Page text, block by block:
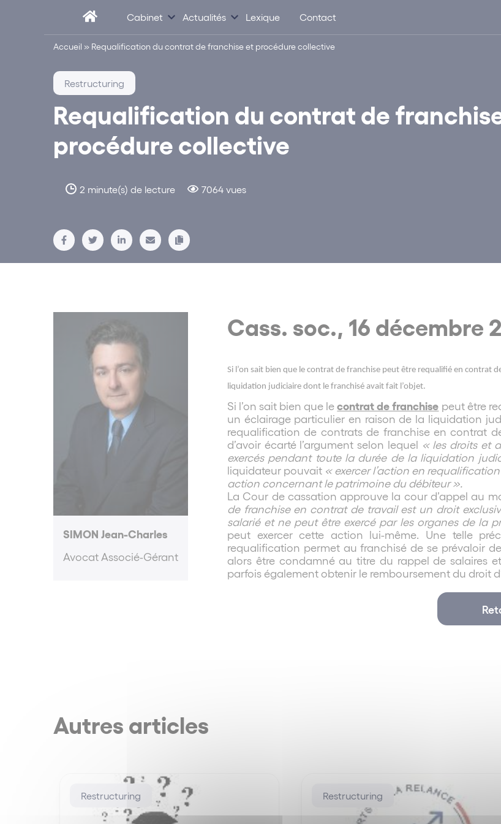
Cabinet Actualités Lexique Contact
Accueil » Requalification du contrat de franchise et procédure collective
Requalification du contrat de
procédure collective
2 minute(s) de lecture 7064 vues
Restructuring
SIMON Jean-Charles
Avocat Associé-Gérant
Cass. soc., 16 décembre
Si l’on sait bien que le contrat de franchise peut être requalifié en contrat
liquidation judiciaire dont le franchisé avait fait l’objet.
Si l’on sait bien que lecontrat de franchise peut être
un éclairage particulier en raison de la liquidation
requalification de contrats de franchise en contrat
d’avoir écarté l’argument selon lequel « les droits et
exercés pendant toute la durée de la liquidation
liquidateur pouvait « exercer l’action en
action concernant le patrimoine du débiteur ».
La Cour de cassation approuve la cour d’appel au
de franchise en contrat de travail est un droit
salarié et ne peut être exercé par les organes de la
peut exercer cette action lui-même. Une telle
requalification permet au franchisé de se prévaloir
alors être condamné au titre du rappel de salaires
parfois également obtenir le remboursement du droit
Autres articles
Restructuring Restructuring